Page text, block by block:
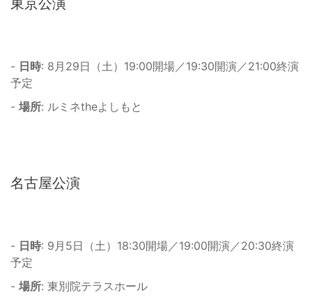
東京公演
- 日時: 8月29日（土）19:00開場／19:30開演／21:00終演
予定
- 場所: ルミネtheよしもと
名古屋公演
- 日時: 9月5日（土）18:30開場／19:00開演／20:30終演
予定
- 場所: 東別院テラスホール